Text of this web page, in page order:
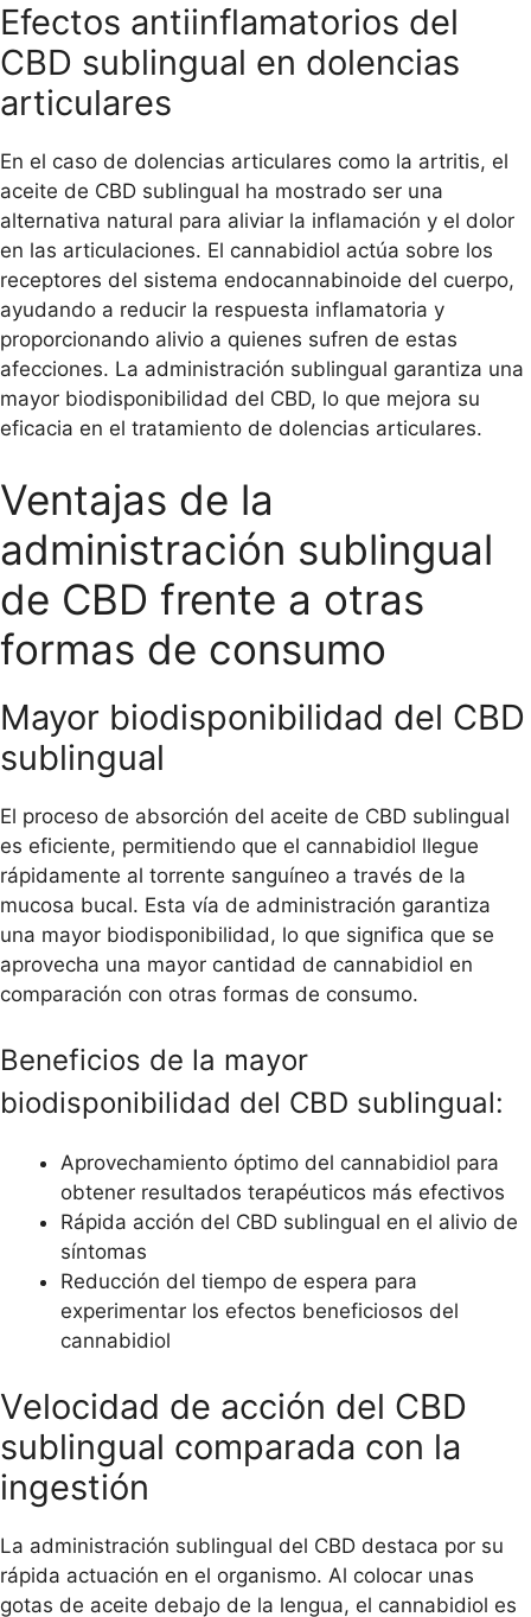
Efectos antiinflamatorios del
CBD sublingual en dolencias
articulares
En el caso de dolencias articulares como la artritis, el
aceite de CBD sublingual ha mostrado ser una
alternativa natural para aliviar la inflamación y el dolor
en las articulaciones. El cannabidiol actúa sobre los
receptores del sistema endocannabinoide del cuerpo,
ayudando a reducir la respuesta inflamatoria y
proporcionando alivio a quienes sufren de estas
afecciones. La administración sublingual garantiza una
mayor biodisponibilidad del CBD, lo que mejora su
eficacia en el tratamiento de dolencias articulares.
Ventajas de la
administración sublingual
de CBD frente a otras
formas de consumo
Mayor biodisponibilidad del CBD
sublingual
El proceso de absorción del aceite de CBD sublingual
es eficiente, permitiendo que el cannabidiol llegue
rápidamente al torrente sanguíneo a través de la
mucosa bucal. Esta vía de administración garantiza
una mayor biodisponibilidad, lo que significa que se
aprovecha una mayor cantidad de cannabidiol en
comparación con otras formas de consumo.
Beneficios de la mayor
biodisponibilidad del CBD sublingual:
Aprovechamiento óptimo del cannabidiol para
obtener resultados terapéuticos más efectivos
Rápida acción del CBD sublingual en el alivio de
síntomas
Reducción del tiempo de espera para
experimentar los efectos beneficiosos del
cannabidiol
Velocidad de acción del CBD
sublingual comparada con la
ingestión
La administración sublingual del CBD destaca por su
rápida actuación en el organismo. Al colocar unas
gotas de aceite debajo de la lengua, el cannabidiol es